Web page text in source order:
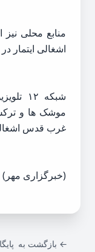
منابع محلی
اشغالی ایتمار
شبکه
موشک ها و
غرب قدس
(خبرگزاری مهر)
← بازگشت به